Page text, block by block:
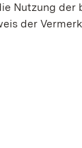
Nutzung der
der